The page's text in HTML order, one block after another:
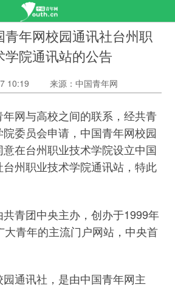
青年网校园通讯社台州职
学院通讯站的公告
10:19 来源：中国青年网
网与高校之间的联系，经共青
委员会申请，中国青年网校园
在台州职业技术学院设立中国
州职业技术学院通讯站，特此
青团中央主办，创办于1999年
大青年的主流门户网站，中央首
通讯社，是由中国青年网主